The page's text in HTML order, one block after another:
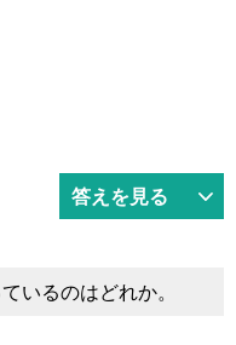
答えを見る
いるのはどれか。